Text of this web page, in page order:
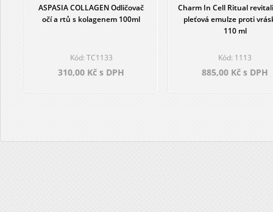
ASPASIA COLLAGEN Odličovač
očí a rtů s kolagenem 100ml
Kód: TC1133
310,00 Kč s DPH
Charm In Cell Ritual
pleťová emulze proti
110 ml
Kód: 1113
885,00 Kč s DPH